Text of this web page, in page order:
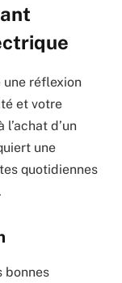
une réflexion
et votre
d’un
une
quotidiennes
bonnes